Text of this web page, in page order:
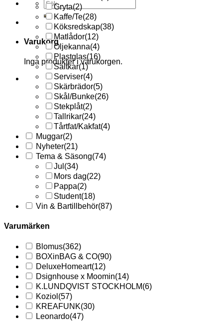
Sök
efter:
Varukorg
Inga produkter i varukorgen.
Gryta(2)
Kaffe/Te(28)
Köksredskap(38)
Matlådor(12)
Oljekanna(4)
Plastglas(16)
Saltkar(1)
Serviser(4)
Skärbrädor(5)
Skål/Bunke(26)
Stekplåt(2)
Tallrikar(24)
Tårtfat/Kakfat(4)
Muggar(2)
Nyheter(21)
Tema & Säsong(74)
Jul (34)
Mors dag(22)
Pappa(2)
Student(18)
Vin & Bartillbehör(87)
Varumärken
Blomus(362)
BOXinBAG & CO(90)
DeluxeHomeart(12)
Dsignhouse x Moomin(14)
K.LUNDQVIST STOCKHOLM(6)
Koziol (57)
KREAFUNK(30)
Leonardo(47)